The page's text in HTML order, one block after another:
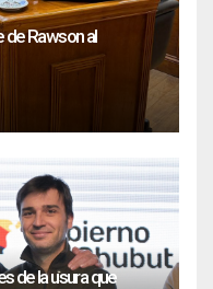
de Rawson al
de la usura que